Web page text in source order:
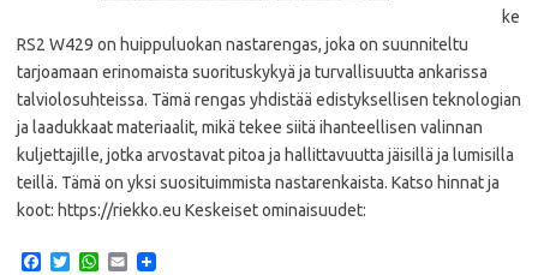
ke
RS2 W429 on huippuluokan nastarengas, joka on suunniteltu
tarjoamaan erinomaista suorituskykyä ja turvallisuutta ankarissa
talviolosuhteissa. Tämä rengas yhdistää edistyksellisen teknologian
ja laadukkaat materiaalit, mikä tekee siitä ihanteellisen valinnan
kuljettajille, jotka arvostavat pitoa ja hallittavuutta jäisillä ja lumisilla
teillä. Tämä on yksi suosituimmista nastarenkaista. Katso hinnat ja
koot: https://riekko.eu Keskeiset ominaisuudet:
T
W
E